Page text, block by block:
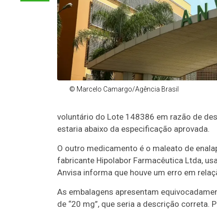
© Marcelo Camargo/Agência Brasil
voluntário do Lote 148386 em razão de
estaria abaixo da especificação aprovada.
O outro medicamento é o maleato de
fabricante Hipolabor Farmacêutica Ltda,
Anvisa informa que houve um erro em
As embalagens apresentam
de “20 mg”, que seria a descrição